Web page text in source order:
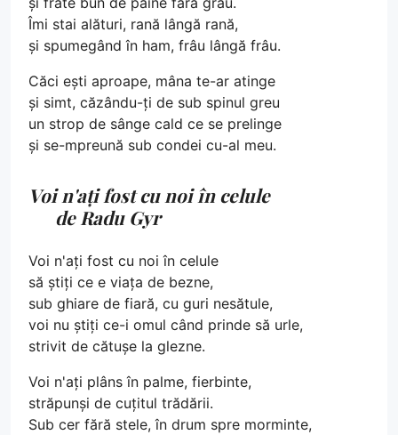
Îmi stai alături, rană lângă rană,
și spumegând în ham, frâu lângă frâu.
Căci ești aproape, mâna te-ar atinge
și simt, căzându-ți de sub spinul greu
un strop de sânge cald ce se prelinge
și se-mpreună sub condei cu-al meu.
Voi n'ați fost cu noi în celule
de Radu Gyr
Voi n'ați fost cu noi în celule
să știți ce e viața de bezne,
sub ghiare de fiară, cu guri nesătule,
voi nu știți ce-i omul când prinde să urle,
strivit de cătușe la glezne.
Voi n'ați plâns în palme, fierbinte,
străpunși de cuțitul trădării.
Sub cer fără stele, în drum spre morminte,